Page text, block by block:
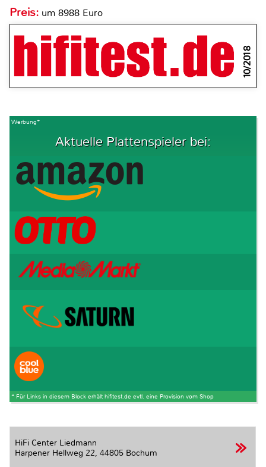
Preis: um 8988 Euro
10/2018
Werbung*
Aktuelle Plattenspieler bei:
* Für Links in diesem Block erhält hifitest.de evtl. eine Provision vom Shop
HiFi Center Liedmann
Harpener Hellweg 22, 44805 Bochum